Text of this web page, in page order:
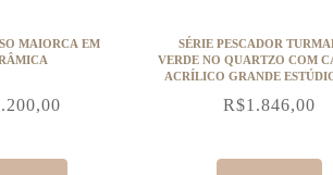
MAIORCA EM
SÉRIE PESCADOR
VERDE NO QUARTZO COM
ACRÍLICO GRANDE
R$1.846,00